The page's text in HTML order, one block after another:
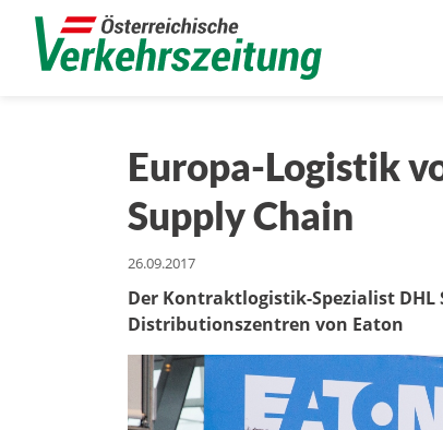
Europa-Logistik
Supply Chain
26.09.2017
Der Kontraktlogistik-Spezialist
Distributionszentren von Eaton